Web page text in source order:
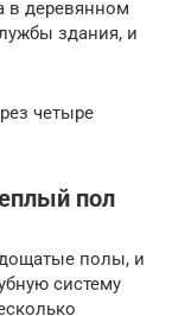
в деревянном
здания, и
четыре
пол
полы, и
систему